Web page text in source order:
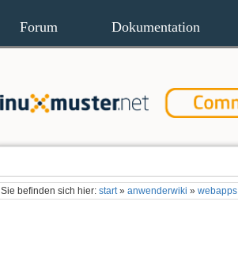
Forum Dokumentation
Sie befinden sich hier:start »anwenderwiki »webapps